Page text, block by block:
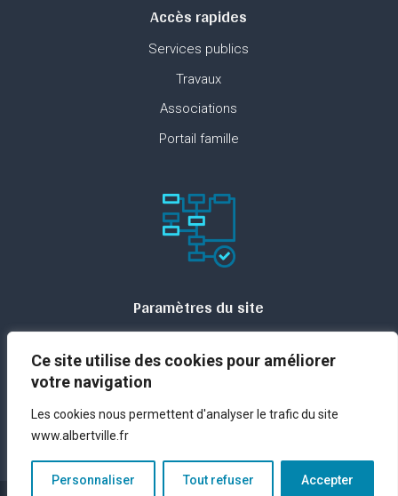
Ce site utilise des cookies pour améliorer
votre navigation
Les cookies nous permettent d'analyser le trafic du site
www.albertville.fr
Personnaliser Tout refuser Accepter
Accès rapides
Services publics
Travaux
Associations
Portail famille
Paramètres du site
Contact